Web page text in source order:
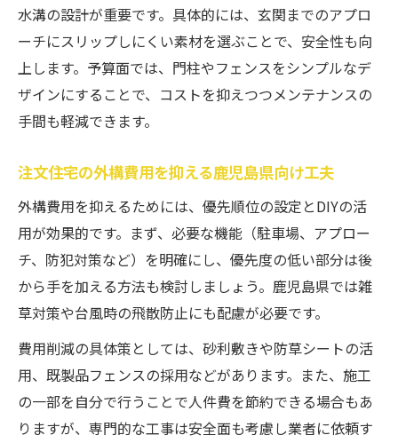
水溝の設計が重要です。具体的には、玄関までのアプロ
ーチにスリップしにくい素材を選ぶことで、安全性も向
上します。予算面では、門柱やフェンスをシンプルなデ
ザインにすることで、コストを抑えつつメンテナンスの
手間も軽減できます。
注文住宅の外構費用を抑える鹿児島県向け工夫
外構費用を抑えるためには、優先順位の設定とDIYの活
用が効果的です。まず、必要な機能（駐車場、アプロー
チ、防犯対策など）を明確にし、優先度の低い部分は後
から手を加える方法も検討しましょう。鹿児島県では雑
草対策や台風時の飛散防止にも配慮が必要です。
費用削減の具体策としては、砂利敷きや防草シートの活
用、既製品フェンスの採用などがあります。また、施工
の一部を自分で行うことで人件費を節約できる場合もあ
りますが、専門的な工事は安全面も考慮し業者に依頼す